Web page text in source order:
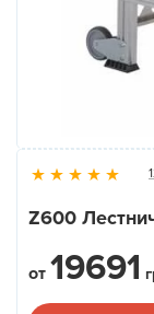
Прокат
Z600
от 19691